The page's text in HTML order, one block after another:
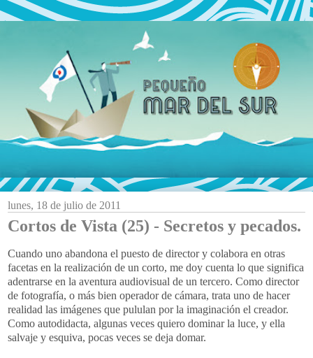
lunes, 18 de julio de 2011
Cortos de Vista (25) - Secretos y pecados.
Cuando uno abandona el puesto de director y colabora en otras
facetas en la realización de un corto, me doy cuenta lo que significa
adentrarse en la aventura audiovisual de un tercero. Como director
de fotografía, o más bien operador de cámara, trata uno de hacer
realidad las imágenes que pululan por la imaginación el creador.
Como autodidacta, algunas veces quiero dominar la luce, y ella
salvaje y esquiva, pocas veces se deja domar.